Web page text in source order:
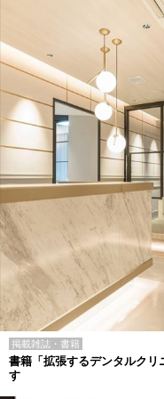
掲載雑誌・書籍
書籍「拡張するデンタルクリ
す